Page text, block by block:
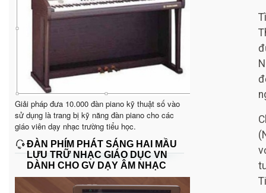
Giải pháp đưa 10.000 đàn piano kỹ thuật số vào
sử dụng là trang bị kỹ năng đàn piano cho các
giáo viên dạy nhạc trường tiểu học.
ĐÀN PHÍM PHÁT SÁNG HAI MẦU
LƯU TRỮ NHẠC GIÁO DỤC VN
DÀNH CHO GV DẠY ÂM NHẠC